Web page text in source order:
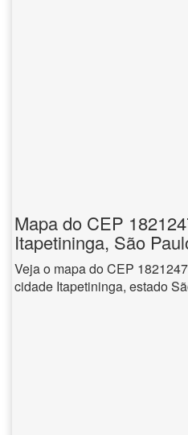
Mapa do CEP
Itapetininga, São
Veja o mapa do CEP
cidade Itapetininga, estado